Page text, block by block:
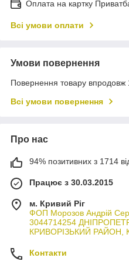
Оплата на картку
Всі умови оплати
Умови повернення
Повернення товару впродовж
Всі умови повернення
Про нас
94% позитивних з 1714
Працює з 30.03.2015
м. Кривий Ріг
ФОП Морозов Андрій
3044714254
КРИВОРІЗЬКИЙ РАЙОН,
Контакти